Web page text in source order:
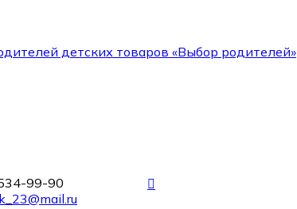
детских товаров «Выбор родителей»
99-90